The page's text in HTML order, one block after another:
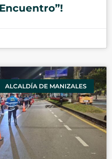
ALCALDÍA DE MANIZALES